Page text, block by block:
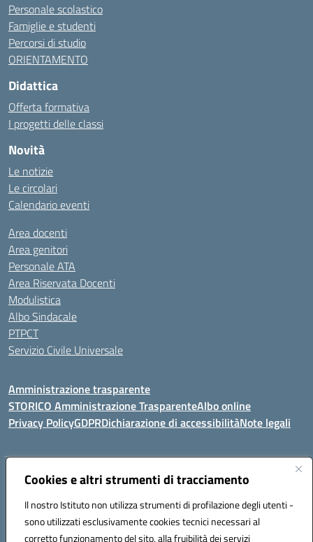
Cookies e altri strumenti di tracciamento
Il nostro Istituto non utilizza strumenti di profilazione degli utenti -
sono utilizzati esclusivamente cookies tecnici necessari al
corretto funzionamento del sito, alla fruibilità dei servizi
Personale scolastico
Famiglie e studenti
Percorsi di studio
ORIENTAMENTO
Didattica
Offerta formativa
I progetti delle classi
Novità
Le notizie
Le circolari
Calendario eventi
Area docenti
Area genitori
Personale ATA
Area Riservata Docenti
Modulistica
Albo Sindacale
PTPCT
Servizio Civile Universale
Amministrazione trasparente
STORICO Amministrazione TrasparenteAlbo online
Privacy PolicyGDPRDichiarazione di accessibilitàNote legali
Indirizzo:Piazza S. G. Bosco, 1 95014 Giarre (CT)
Posta elettronica certificata (PEC):ctic8az00a@pec.istruzione.it
Codice fiscale: 92001680872